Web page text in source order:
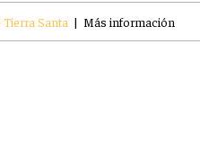
Santa | Más información